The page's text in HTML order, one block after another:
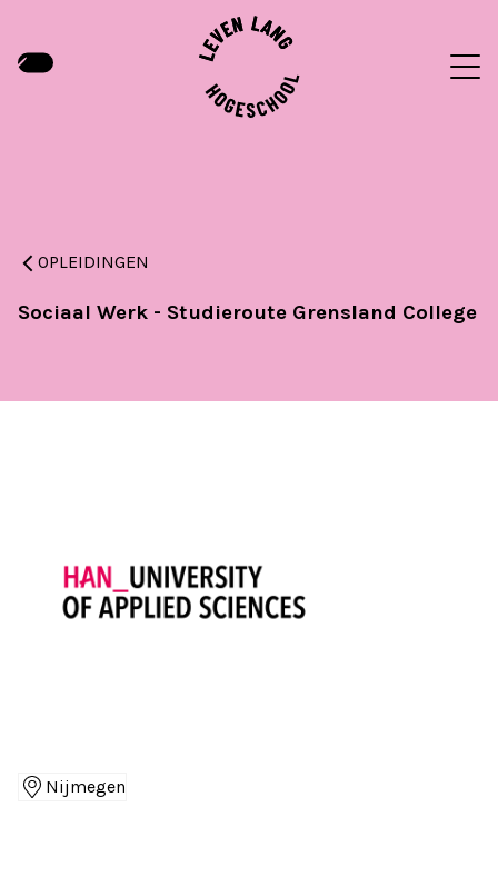
OPLEIDINGEN
Sociaal Werk - Studieroute Grensland College
Nijmegen